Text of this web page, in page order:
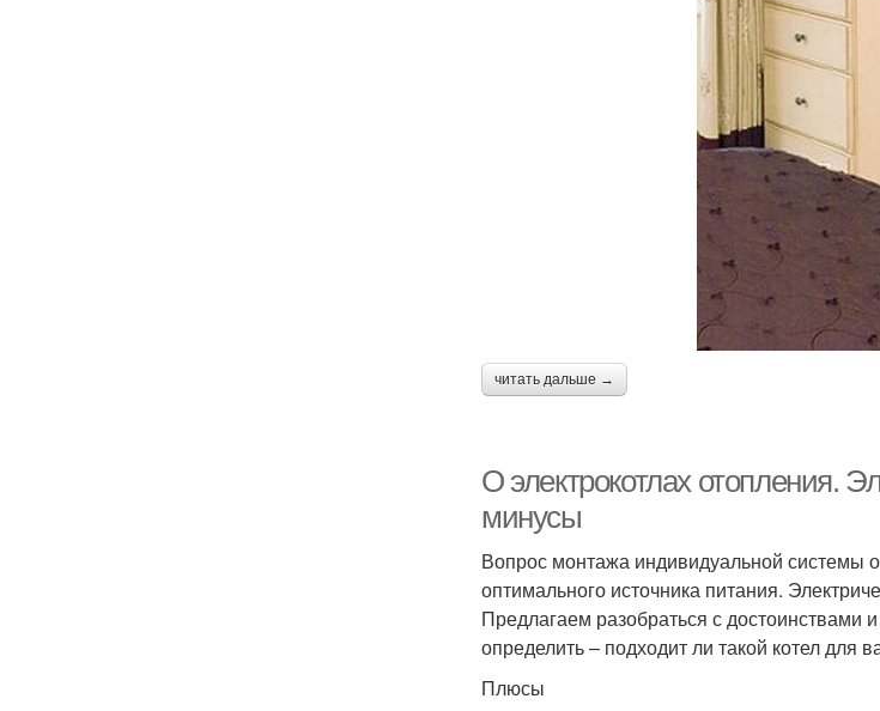
читать дальше →
О электрокотлах отопления.
минусы
Вопрос монтажа индивидуальной системы
оптимального источника питания.
Предлагаем разобраться с достоинствами
определить – подходит ли такой котел для
Плюсы